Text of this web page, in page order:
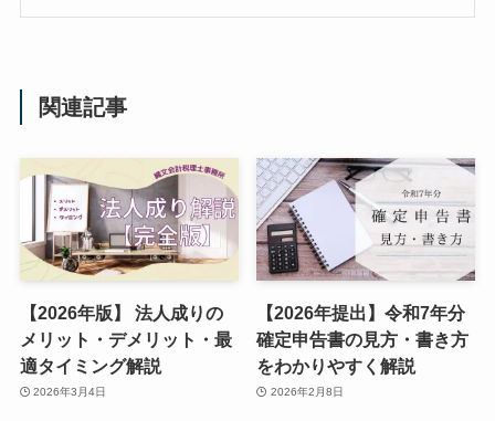
関連記事
【2026年版】 法人成りの
メリット・デメリット・最
適タイミング解説
2026年3月4日
【2026年提出】令和7年分
確定申告書の見方・書き方
をわかりやすく解説
2026年2月8日